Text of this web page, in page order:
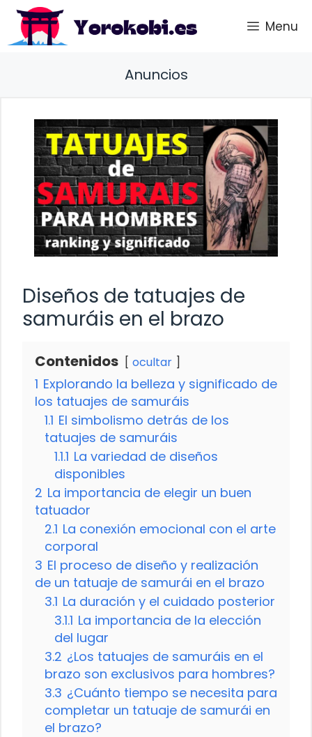
Saltar
contenido
Menu
Anuncios
Diseños de tatuajes de
samuráis en el brazo
Contenidos ocultar
1 Explorando la belleza y significado de
los tatuajes de samuráis
1.1 El simbolismo detrás de los
tatuajes de samuráis
1.1.1 La variedad de diseños
disponibles
2 La importancia de elegir un buen
tatuador
2.1 La conexión emocional con el arte
corporal
3 El proceso de diseño y realización
de un tatuaje de samurái en el brazo
3.1 La duración y el cuidado posterior
3.1.1 La importancia de la elección
del lugar
3.2 ¿Los tatuajes de samuráis en el
brazo son exclusivos para hombres?
3.3 ¿Cuánto tiempo se necesita para
completar un tatuaje de samurái en
el brazo?